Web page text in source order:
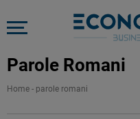
Parole Romani
Home - parole romani